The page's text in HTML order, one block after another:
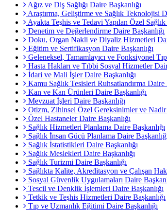
Ağız ve Diş Sağlığı Daire Başkanlığı
Araştırma, Geliştirme ve Sağlık Teknolojisi
Ayakta Teşhis ve Tedavi Yapılan Özel
Denetim ve Değerlendirme Daire Başkanlığı
Doku, Organ Nakli ve Diyaliz Hizmetleri
Eğitim ve Sertifikasyon Daire Başkanlığı
Geleneksel, Tamamlayıcı ve Fonksiyonel
Hasta Hakları ve Tıbbi Sosyal Hizmetler
İdari ve Mali İşler Daire Başkanlığı
Kamu Sağlık Tesisleri Ruhsatlandırma Daire
Kan ve Kan Ürünleri Daire Başkanlığı
Mevzuat İşleri Daire Başkanlığı
Otizm, Zihinsel Özel Gereksinimler ve Nadir
Özel Hastaneler Daire Başkanlığı
Sağlık Hizmetleri Planlama Daire Başkanlığı
Sağlık İnsan Gücü Planlama Daire
Sağlık İstatistikleri Daire Başkanlığı
Sağlık Meslekleri Daire Başkanlığı
Sağlık Turizmi Daire Başkanlığı
Sağlıkta Kalite, Akreditasyon ve Çalışan
Sosyal Güvenlik Uygulamaları Daire
Tescil ve Denklik İşlemleri Daire Başkanlığı
Tetkik ve Teşhis Hizmetleri Daire Başkanlığı
Tıp ve Uzmanlık Eğitimi Daire Başkanlığı